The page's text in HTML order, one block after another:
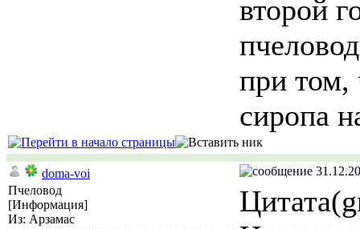
второй
при том,
сиропа
doma-voi
Пчеловод
[Информация]
Из: Арзамас